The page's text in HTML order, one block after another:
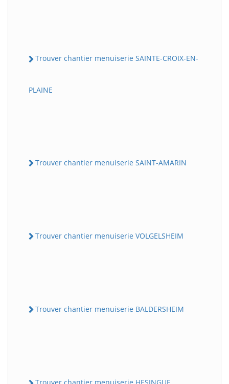
Trouver chantier menuiserie SAINTE-CROIX-EN-
PLAINE
Trouver chantier menuiserie SAINT-AMARIN
Trouver chantier menuiserie VOLGELSHEIM
Trouver chantier menuiserie BALDERSHEIM